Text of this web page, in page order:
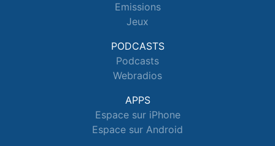
Emissions
Jeux
PODCASTS
Podcasts
Webradios
APPS
Espace sur iPhone
Espace sur Android